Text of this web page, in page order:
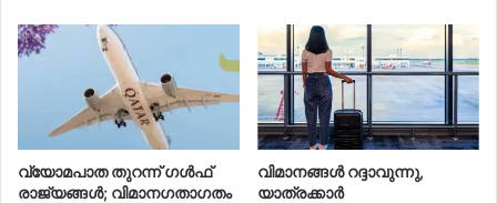
വ്യോമപാത തുറന്ന് ഗൾഫ്
രാജ്യങ്ങൾ; വിമാനഗതാഗതം
വിമാനങ്ങൾ റദ്ദാവുന്നു,
യാത്രക്കാർ